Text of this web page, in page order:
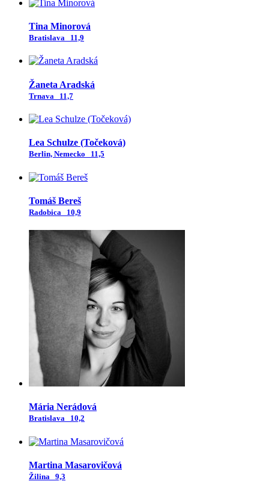
Tina Minorová
Bratislava 11,9
Žaneta Aradská
Trnava 11,7
Lea Schulze (Točeková)
Berlin, Nemecko 11,5
Tomáš Bereš
Radobica 10,9
Mária Nerádová
Bratislava 10,2
Martina Masarovičová
Žilina 9,3